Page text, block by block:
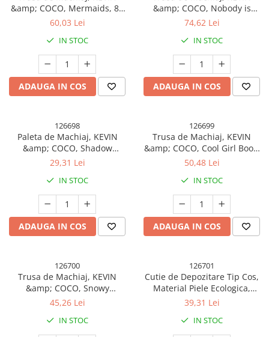
&amp; COCO, Mermaids, 86
culori, 23.5 x 25 x 2.1 cm
60,03 Lei
IN STOC
ADAUGA IN COS
&amp; COCO, Nobody is
Perfect, I am Nobody, 32
74,62 Lei
IN STOC
ADAUGA IN COS
126698
Paleta de Machiaj, KEVIN
&amp; COCO, Shadow
Painting, 22 culori, 20.2 x 15.2
29,31 Lei
IN STOC
ADAUGA IN COS
126699
Trusa de Machiaj, KEVIN
&amp; COCO, Cool Girl Book,
82 culori, 16 x 21.5 x 2.5 cm
50,48 Lei
IN STOC
ADAUGA IN COS
126700
Trusa de Machiaj, KEVIN
&amp; COCO, Snowy
Christmas, 70 culori, 22.5 x 17
45,26 Lei
IN STOC
126701
Cutie de Depozitare Tip Cos,
Material Piele Ecologica,
Pliabila, 47x28x20 cm, 26 l,
Roz
39,31 Lei
IN STOC